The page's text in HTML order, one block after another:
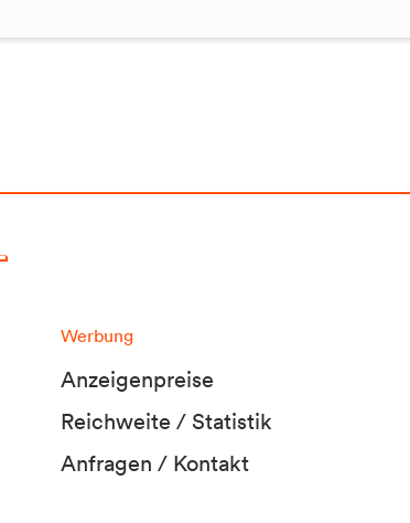
Werbung
Anzeigenpreise
Reichweite / Statistik
Anfragen / Kontakt